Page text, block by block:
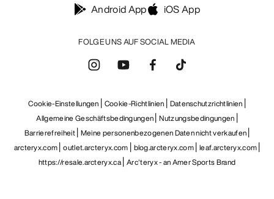
FOLGE UNS AUF SOCIAL MEDIA
Android App iOS App
Cookie-Einstellungen Cookie-Richtlinien Datenschutzrichtlinien
Allgemeine Geschäftsbedingungen Nutzungsbedingungen
Barrierefreiheit Meine personenbezogenen Daten nicht verkaufen
arcteryx.com outlet.arcteryx.com blog.arcteryx.com leaf.arcteryx.com
https://resale.arcteryx.ca Arc'teryx - an Amer Sports Brand